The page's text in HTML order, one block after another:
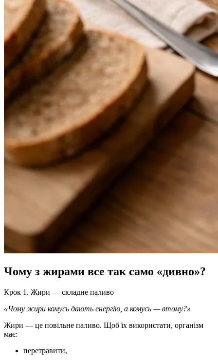
Чому з жирами все так само «дивно»?
Крок 1. Жири — складне паливо
«Чому жири комусь дають енергію, а комусь — втому?»
Жири — це повільне паливо. Щоб їх використати, організм
має:
перетравити,